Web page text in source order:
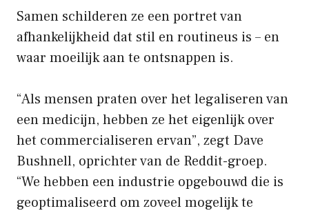
Samen schilderen ze een portret van
afhankelijkheid dat stil en routineus is – en
waar moeilijk aan te ontsnappen is.
“Als mensen praten over het legaliseren van
een medicijn, hebben ze het eigenlijk over
het commercialiseren ervan”, zegt Dave
Bushnell, oprichter van de Reddit-groep.
“We hebben een industrie opgebouwd die is
geoptimaliseerd om zoveel mogelijk te